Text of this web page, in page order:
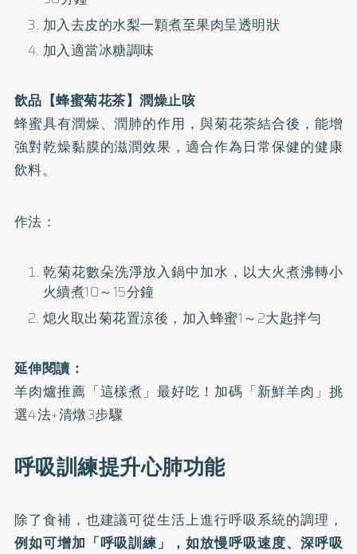
加入去皮的水梨一顆煮至果肉呈透明狀
加入適當冰糖調味
飲品【蜂蜜菊花茶】潤燥止咳
蜂蜜具有潤燥、潤肺的作用，與菊花茶結合後，能增
強對乾燥黏膜的滋潤效果，適合作為日常保健的健康
飲料。
作法：
乾菊花數朵洗淨放入鍋中加水，以大火煮沸轉小
火續煮10～15分鐘
熄火取出菊花置涼後，加入蜂蜜1～2大匙拌勻
延伸閱讀：
羊肉爐推薦「這樣煮」最好吃！加碼「新鮮羊肉」挑
選4法+清燉3步驟
呼吸訓練提升心肺功能
除了食補，也建議可從生活上進行呼吸系統的調理，
例如可增加「呼吸訓練」，如放慢呼吸速度、深呼吸